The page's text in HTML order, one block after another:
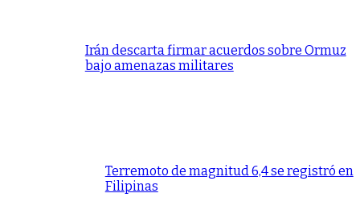
Irán descarta firmar acuerdos sobre Ormuz
bajo amenazas militares
Terremoto de magnitud 6,4 se registró en
Filipinas